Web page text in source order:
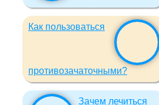
Как пользоваться
противозачаточными?
Зачем лечиться